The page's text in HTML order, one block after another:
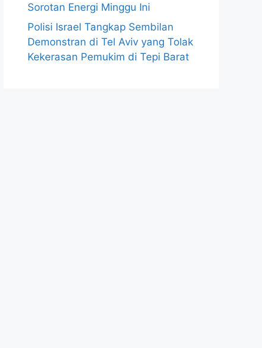
Sorotan Energi Minggu Ini
Polisi Israel Tangkap Sembilan
Demonstran di Tel Aviv yang Tolak
Kekerasan Pemukim di Tepi Barat